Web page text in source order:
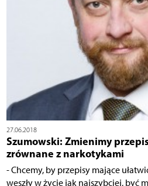
27.06.2018
Szumowski: Zmienimy
zrównane z narkotykami
- Chcemy, by przepisy mające
weszły w życie jak najszybciej, być